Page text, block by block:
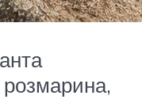
розмарина,